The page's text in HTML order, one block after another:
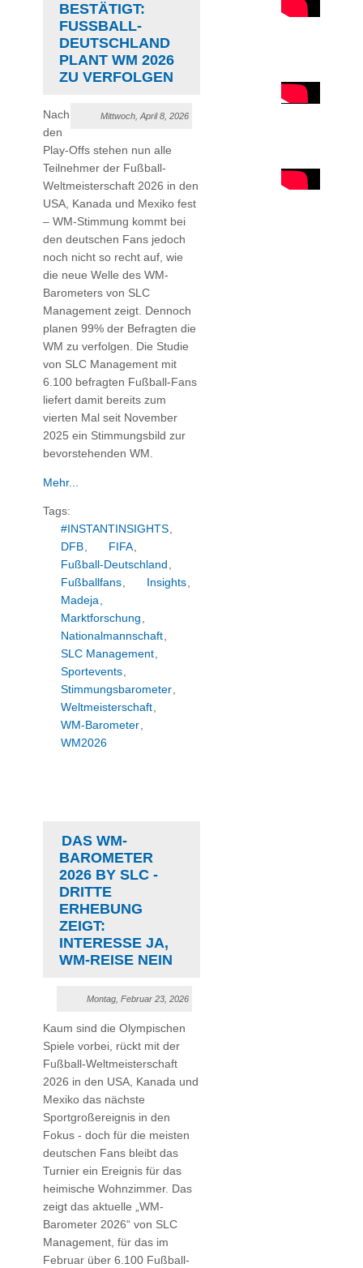
BESTÄTIGT:
FUSSBALL-D
EUTSCHLAND P
LANT WM 2026 Z
U VERFOLGEN
Mittwoch, April 8, 2026
Nach
den
Play-Offs stehen nun alle
Teilnehmer der Fußball-
Weltmeisterschaft 2026 in den
USA, Kanada und Mexiko fest
– WM-Stimmung kommt bei
den deutschen Fans jedoch
noch nicht so recht auf, wie
die neue Welle des WM-
Barometers von SLC
Management zeigt. Dennoch
planen 99% der Befragten die
WM zu verfolgen. Die Studie
von SLC Management mit
6.100 befragten Fußball-Fans
liefert damit bereits zum
vierten Mal seit November
2025 ein Stimmungsbild zur
bevorstehenden WM.
Mehr...
Tags:
#INSTANTINSIGHTS,
DFB, FIFA,
Fußball-Deutschland ,
Fußballfans, Insights,
Madeja,
Marktforschung ,
Nationalmannschaft,
SLC Management,
Sportevents,
Stimmungsbarometer,
Weltmeisterschaft,
WM-Barometer,
WM2026
DAS WM-
BAROMETER
2026 BY SLC -
DRITTE
ERHEBUNG
ZEIGT:
INTERESSE JA,
WM-REISE NEIN
Montag, Februar 23, 2026
Kaum sind die Olympischen
Spiele vorbei, rückt mit der
Fußball-Weltmeisterschaft
2026 in den USA, Kanada und
Mexiko das nächste
Sportgroßereignis in den
Fokus - doch für die meisten
deutschen Fans bleibt das
Turnier ein Ereignis für das
heimische Wohnzimmer. Das
zeigt das aktuelle „WM-
Barometer 2026“ von SLC
Management, für das im
Februar über 6.100 Fußball-